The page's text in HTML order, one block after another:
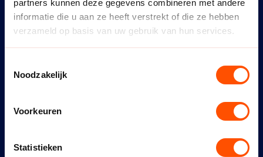
partners kunnen deze gegevens combineren met andere
informatie die u aan ze heeft verstrekt of die ze hebben
verzameld op basis van uw gebruik van hun services.
Noodzakelijk
Voorkeuren
Statistieken
MINUTES
NIEUWE ACCOMODATIE *
ACCOMODATIE C.Q. VELDNR.
Ja